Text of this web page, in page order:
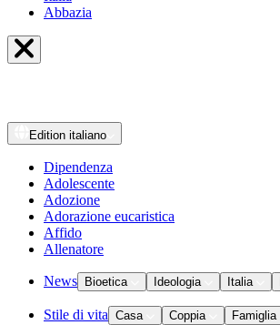
Abbazia
Edition italiano
Dipendenza
Adolescente
Adozione
Adorazione eucaristica
Affido
Allenatore
News Bioetica Ideologia Italia
Stile di vita Casa Coppia Famiglia